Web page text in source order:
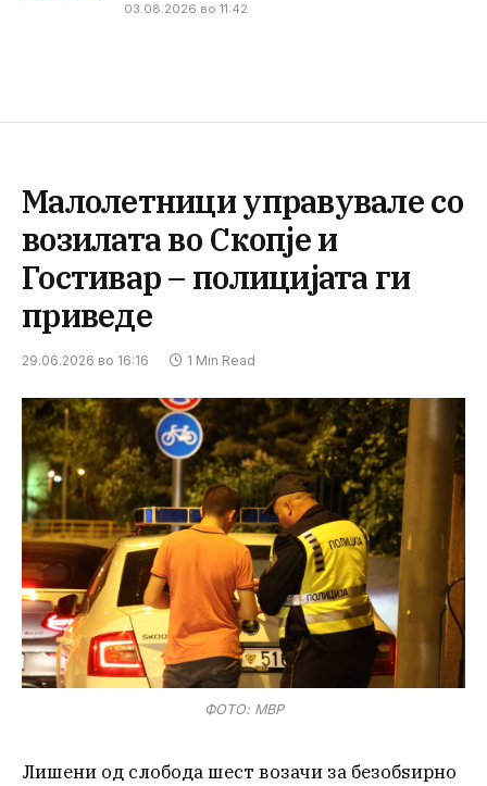
03.08.2026 во 11:42
Малолетници управувале со
возилата во Скопје и
Гостивар – полицијата ги
приведе
29.06.2026 во 16:16 1 Min Read
ФОТО: МВР
Лишени од слобода шест возачи за безобѕирно